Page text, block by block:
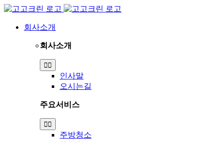
Skip
content회사소개
회사소개
Toggle
Navigation
인사말
오시는길
주요서비스
Toggle
Navigation
주방청소